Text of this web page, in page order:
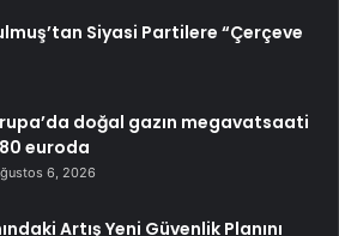
Siyasi Partilere “Çerçeve
doğal gazın megavatsaati
euroda
6, 2026
Artış Yeni Güvenlik Planını